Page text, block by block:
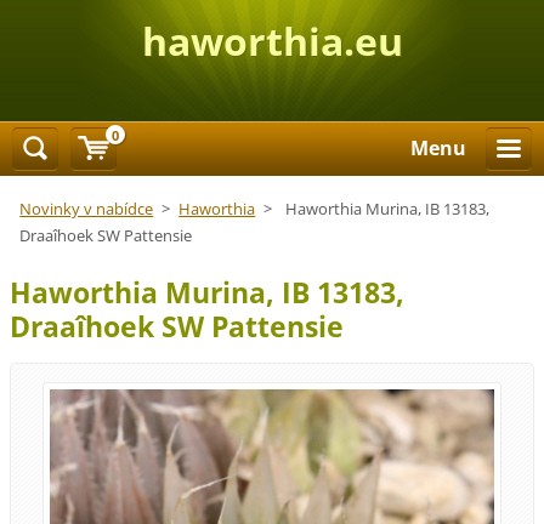
haworthia.eu
Menu
Novinky v nabídce > Haworthia >
Haworthia Murina, IB 13183,
Draaîhoek SW Pattensie
Haworthia Murina, IB 13183,
Draaîhoek SW Pattensie
0